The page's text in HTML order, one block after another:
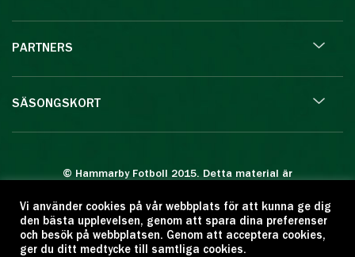
PARTNERS
SÄSONGSKORT
© Hammarby Fotboll 2015. Detta material är
Eftertryck eller annan kopiering är förbjuden.
Citera oss gärna men ange källan:
www.hammarbyfotboll.se. Ansvarig utgivare:
Vi använder cookies på vår webbplats för att kunna ge dig
den bästa upplevelsen, genom att spara dina preferenser
och besök på webbplatsen. Genom att acceptera cookies,
ger du ditt medtycke till samtliga cookies.